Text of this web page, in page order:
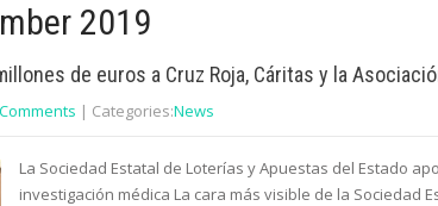
2019
de euros a Cruz Roja, Cáritas y la
| Categories:News
La Sociedad Estatal de Loterías y Apuestas del Estado
investigación médica La cara más visible de la Sociedad